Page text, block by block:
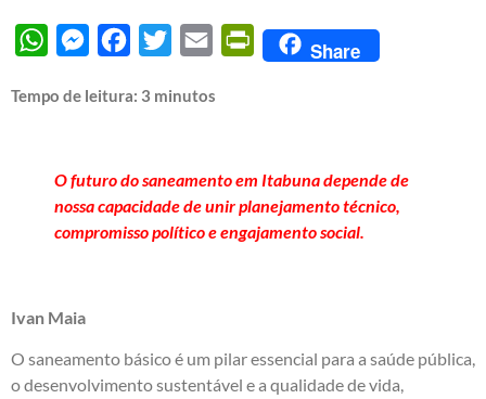
WhatsAppMessengerFacebook
Twitter Email PrintFriendly
Share
Tempo de leitura: 3 minutos
O futuro do saneamento em Itabuna depende de
nossa capacidade de unir planejamento técnico,
compromisso político e engajamento social.
Ivan Maia
O saneamento básico é um pilar essencial para a saúde pública,
o desenvolvimento sustentável e a qualidade de vida,